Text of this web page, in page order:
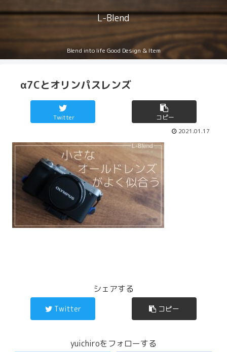
L-Blend
Blend into life Good Design & Item
α7Cとオリンパスレンズ
Twitter コピー
2021.01.17
シェアする
Twitter コピー
yuichiroをフォローする